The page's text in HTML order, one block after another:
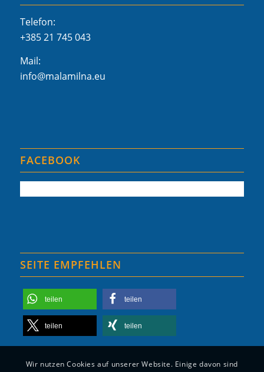
Telefon:
+385 21 745 043
Mail:
info@malamilna.eu
FACEBOOK
SEITE EMPFEHLEN
teilen teilen
teilen teilen
Wir nutzen Cookies auf unserer Website. Einige davon sind